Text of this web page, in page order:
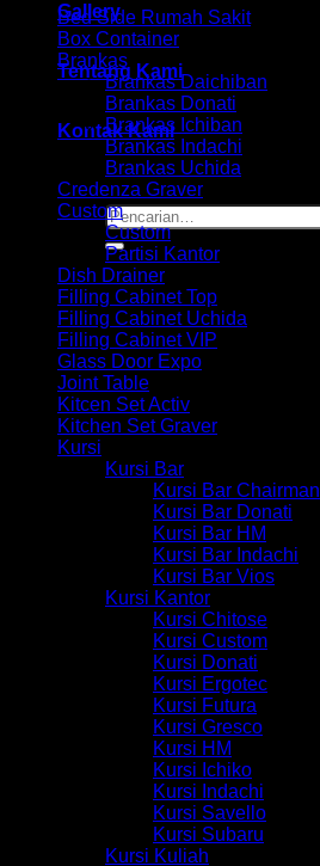
Gallery
Tentang Kami
Kontak Kami
Pencarian
untuk:
Bed Side Rumah Sakit
Box Container
Brankas
Brankas Daichiban
Brankas Donati
Brankas Ichiban
Brankas Indachi
Brankas Uchida
Credenza Graver
Custom
Custom
Partisi Kantor
Dish Drainer
Filling Cabinet Top
Filling Cabinet Uchida
Filling Cabinet VIP
Glass Door Expo
Joint Table
Kitcen Set Activ
Kitchen Set Graver
Kursi
Kursi Bar
Kursi Bar Chairman
Kursi Bar Donati
Kursi Bar HM
Kursi Bar Indachi
Kursi Bar Vios
Kursi Kantor
Kursi Chitose
Kursi Custom
Kursi Donati
Kursi Ergotec
Kursi Futura
Kursi Gresco
Kursi HM
Kursi Ichiko
Kursi Indachi
Kursi Savello
Kursi Subaru
Kursi Kuliah